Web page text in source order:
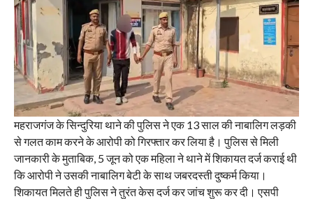
महराजगंज के सिन्दुरिया थाने की पुलिस ने एक 13 साल की नाबालिग लड़की
से गलत काम करने के आरोपी को गिरफ्तार कर लिया है। पुलिस से मिली
जानकारी के मुताबिक, 5 जून को एक महिला ने थाने में शिकायत दर्ज कराई थी
कि आरोपी ने उसकी नाबालिग बेटी के साथ जबरदस्ती दुष्कर्म किया।
शिकायत मिलते ही पुलिस ने तुरंत केस दर्ज कर जांच शुरू कर दी। एसपी